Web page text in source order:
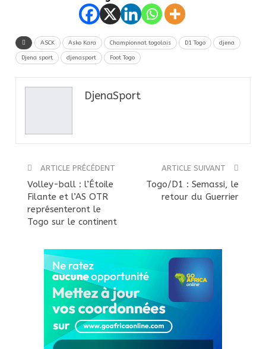
ASCK Asko Kara Championnat togolais D1 Togo djena
Djena sport djenasport Foot Togo
DjenaSport
ARTICLE PRÉCÉDENT
Volley-ball : l’Étoile
Filante et l’AS OTR
représenteront le
Togo sur le continent
ARTICLE SUIVANT
Togo/D1 : Semassi, le
retour du Guerrier